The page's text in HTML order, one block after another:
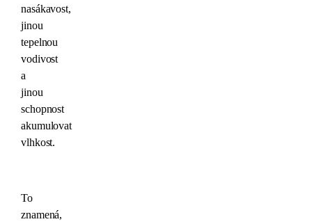
nasákavost,
jinou
tepelnou
vodivost
a
jinou
schopnost
akumulovat
vlhkost.
To
znamená,